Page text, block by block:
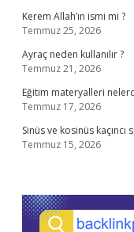
Kerem Allah’ın ismi mi ?
Temmuz 25, 2026
Ayraç neden kullanılır ?
Temmuz 21, 2026
Eğitim materyalleri
Temmuz 17, 2026
Sinüs ve kosinüs kaçıncı
Temmuz 15, 2026